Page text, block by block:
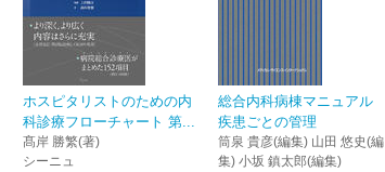
ホスピタリストのための内
科診療フローチャート 第...
髙岸 勝繁(著)
シーニュ
総合内科病棟マニュアル
疾患ごとの管理
筒泉 貴彦(編集) 山田 悠史(編
集) 小坂 鎮太郎(編集)